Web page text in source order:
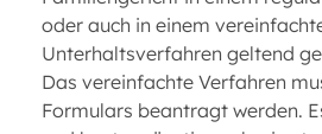
oder auch in einem
Unterhaltsverfahren geltend
Das vereinfachte Verfahren
Formulars beantragt werden.